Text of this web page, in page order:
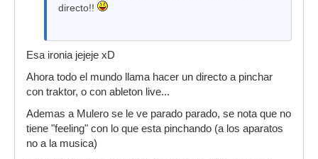
directo!!
Esa ironia jejeje xD
Ahora todo el mundo llama hacer un directo a pinchar
con traktor, o con ableton live...
Ademas a Mulero se le ve parado parado, se nota que no
tiene "feeling" con lo que esta pinchando (a los aparatos
no a la musica)